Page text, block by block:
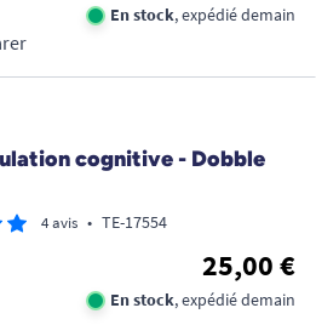
En stock, expédié demain
cognitive - Dobble
4 avis • TE-17554
25,00 €
En stock, expédié demain